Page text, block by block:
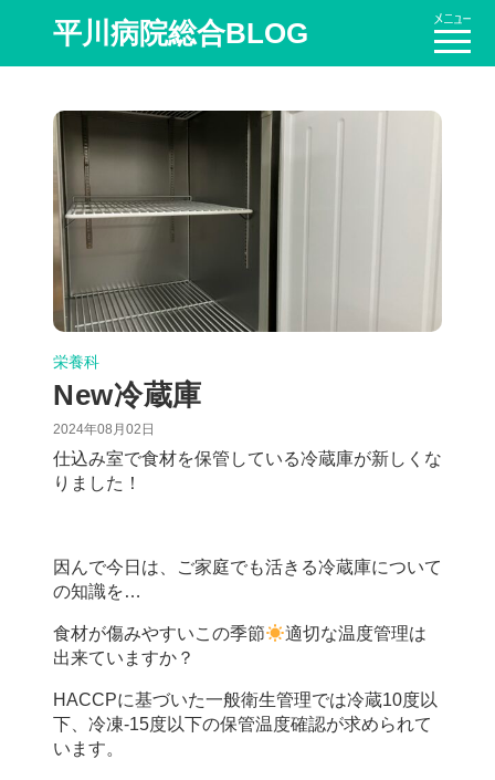
平川病院総合BLOG
栄養科
New冷蔵庫
2024年08月02日
仕込み室で食材を保管している冷蔵庫が新しくな
りました！
因んで今日は、ご家庭でも活きる冷蔵庫について
の知識を…
食材が傷みやすいこの季節
適切な温度管理は
出来ていますか？
HACCPに基づいた一般衛生管理では冷蔵10度以
下、冷凍-15度以下の保管温度確認が求められて
います。